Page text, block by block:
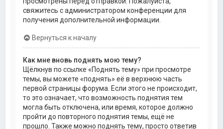
свяжитесь с администратором конференции для
получения дополнительной информации.
Вернуться к началу
Как мне вновь поднять мою тему?
Щёлкнув по ссылке «Поднять тему» при просмотре
темы, вы можете «поднять» её в верхнюю часть
первой страницы форума. Если этого не происходит,
то это означает, что возможность поднятия тем
могла быть отключена, или время, которое должно
пройти до повторного поднятия темы, ещё не
прошло. Также можно поднять тему, просто ответив